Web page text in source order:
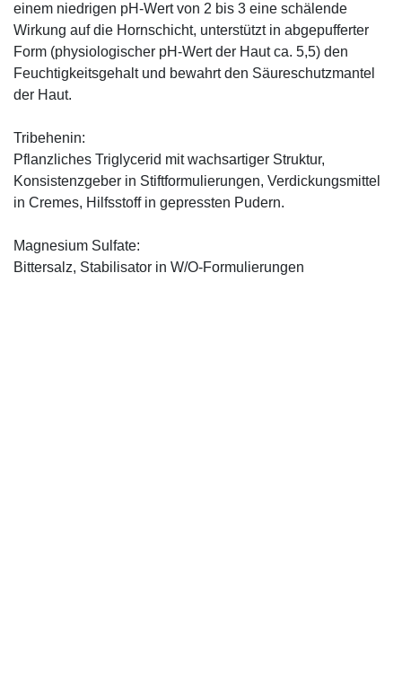
einem niedrigen pH-Wert von 2 bis 3 eine schälende
Wirkung auf die Hornschicht, unterstützt in abgepufferter
Form (physiologischer pH-Wert der Haut ca. 5,5) den
Feuchtigkeitsgehalt und bewahrt den Säureschutzmantel
der Haut.
Tribehenin:
Pflanzliches Triglycerid mit wachsartiger Struktur,
Konsistenzgeber in Stiftformulierungen, Verdickungsmittel
in Cremes, Hilfsstoff in gepressten Pudern.
Magnesium Sulfate:
Bittersalz, Stabilisator in W/O-Formulierungen